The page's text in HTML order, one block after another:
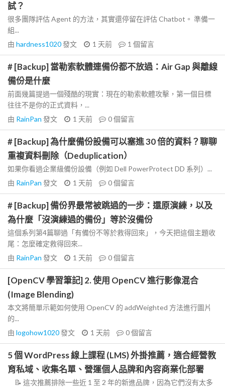
試？
很多團隊評估 Agent 的方法，其實還停留在評估 Chatbot。 準備一
組...
由 hardness1020發文 1 天前 1 個留言
# [Backup] 當勒索軟體連備份都不放過：Air Gap 與離線
備份是什麼
前面幾篇提過一個殘酷的現實：現在的勒索軟體攻擊，第一個目標
往往不是你的正式資料，...
由 RainPan 發文 1 天前 0個留言
# [Backup] 為什麼備份設備可以塞進 30 倍的資料？聊聊
重複資料刪除（Deduplication）
如果你看過企業級備份設備（例如 Dell PowerProtect DD 系列）...
由 RainPan 發文 1 天前 0個留言
# [Backup] 備份界最常被跳過的一步：還原演練，以及
為什麼「沒演練過的備份」等於沒備份
這個系列第4篇聊過「有備份不等於救得回來」，今天把這個主題收
尾：怎麼確定救得回來...
由 RainPan 發文 1 天前 0個留言
[OpenCV 學習筆記] 2. 使用 OpenCV 進行影像混合
(Image Blending)
本文將簡單示範如何使用 OpenCV 的 addWeighted 方法進行圖片
的...
由 logohow1020發文 1 天前 0個留言
5 個 WordPress 線上課程 (LMS) 外掛推薦，適合經營教
育私域、收集名單、營運個人品牌和內容商業化部署
📝 這次推薦排除一些近 1 至 2 年的新進品牌，因為它們沒有太多